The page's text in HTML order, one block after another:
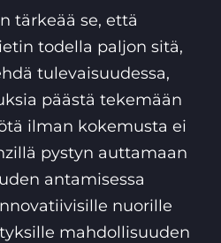
tärkeää se, että
todella paljon sitä,
tulevaisuudessa,
päästä tekemään
ilman kokemusta ei
pystyn auttamaan
antamisessa
nuorille
mahdollisuuden